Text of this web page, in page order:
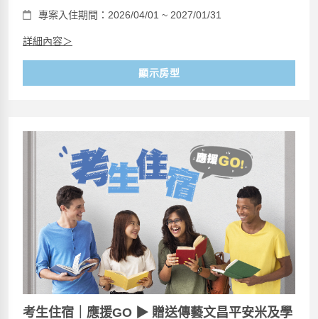
專案入住期間：2026/04/01 ~ 2027/01/31
詳細內容＞
顯示房型
考生住宿｜應援GO ▶ 贈送傳藝文昌平安米及學